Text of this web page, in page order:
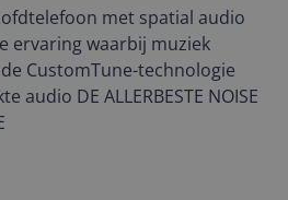
met spatial audio
ervaring waarbij muziek
CustomTune-technologie
audio DE ALLERBESTE NOISE